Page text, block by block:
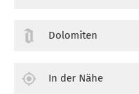
Dolomiten
In der Nähe